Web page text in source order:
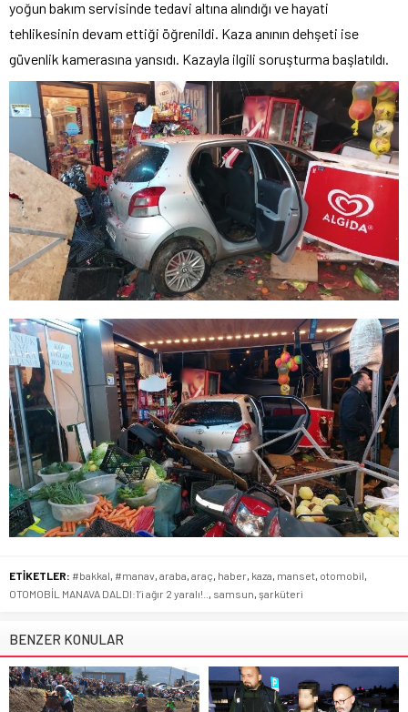
yoğun bakım servisinde tedavi altına alındığı ve hayati
tehlikesinin devam ettiği öğrenildi. Kaza anının dehşeti ise
güvenlik kamerasına yansıdı. Kazayla ilgili soruşturma başlatıldı.
ETİKETLER: #bakkal, #manav, araba, araç, haber, kaza, manset, otomobil,
OTOMOBİL MANAVA DALDI:1’i ağır 2 yaralı!.. , samsun, şarküteri
BENZER KONULAR